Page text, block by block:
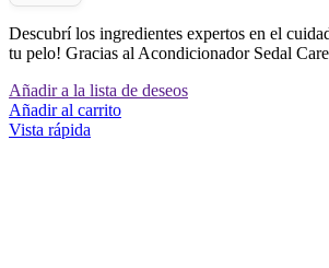
Descubrí los ingredientes expertos en el
tu pelo! Gracias al Acondicionador Sedal
Añadir a la lista de deseos
Añadir al carrito
Vista rápida